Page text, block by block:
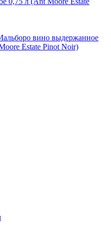
вино выдержанное
Estate Pinot Noir)